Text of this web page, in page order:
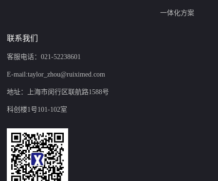
一体化方案
联系我们
客服电话：021-52238601
E-mail:taylor_zhou@ruiximed.com
地址：上海市闵行区联航路1588号
科创楼1号101-102室